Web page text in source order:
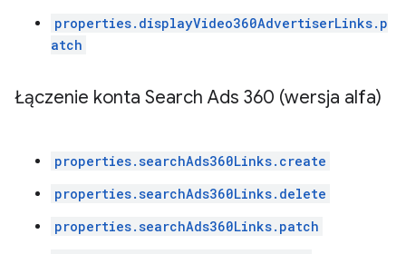
properties.displayVideo360AdvertiserLinks.p
atch
Łączenie konta Search Ads 360 (wersja alfa)
properties.searchAds360Links.create
properties.searchAds360Links.delete
properties.searchAds360Links.patch